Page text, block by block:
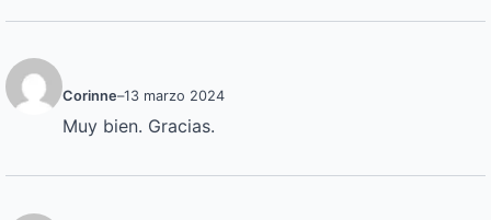
Corinne–13 marzo 2024
Muy bien. Gracias.